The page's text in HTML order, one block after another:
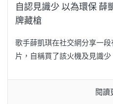
自認見識少 以為環保 薛
牌藏槍
歌手薛凱琪在社交網分享一
片，自稱買了該火機及見識少
閱讀